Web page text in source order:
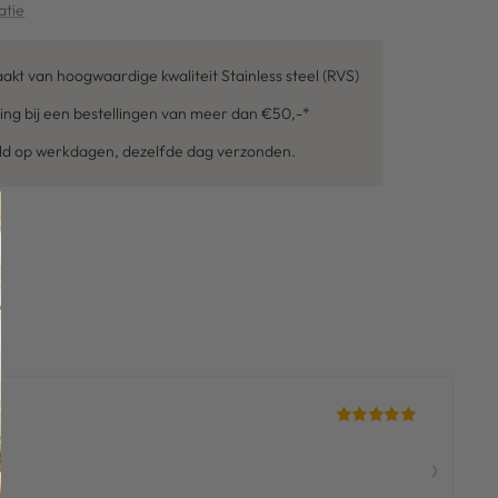
van hoogwaardige kwaliteit Stainless steel (RVS)
bij een bestellingen van meer dan €50,-*
op werkdagen, dezelfde dag verzonden.